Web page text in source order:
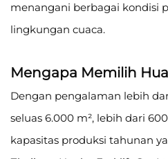
menangani berbagai kondisi
lingkungan cuaca.
Mengapa Memilih
Dengan pengalaman lebih
seluas 6.000 m², lebih dari
kapasitas produksi tahunan